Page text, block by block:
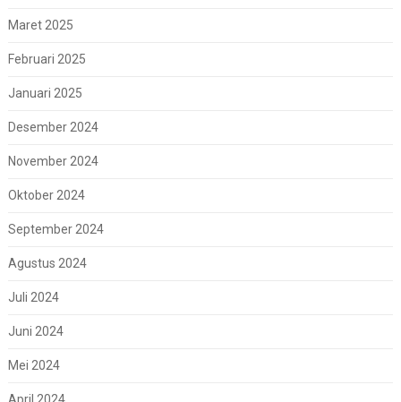
Maret 2025
Februari 2025
Januari 2025
Desember 2024
November 2024
Oktober 2024
September 2024
Agustus 2024
Juli 2024
Juni 2024
Mei 2024